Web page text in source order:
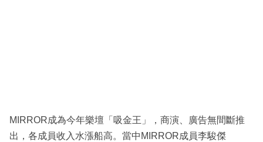
MIRROR成為今年樂壇「吸金王」，商演、廣告無間斷推
出，各成員收入水漲船高。當中MIRROR成員李駿傑